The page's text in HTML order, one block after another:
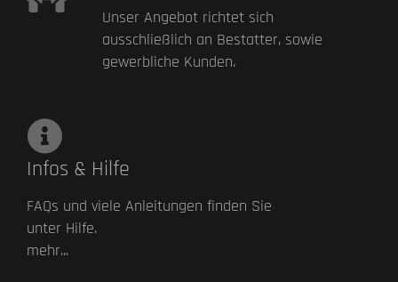
Unser Angebot richtet sich
ausschließlich an Bestatter, sowie
gewerbliche Kunden.
Infos & Hilfe
FAQs und viele Anleitungen finden Sie
unter Hilfe.
mehr...